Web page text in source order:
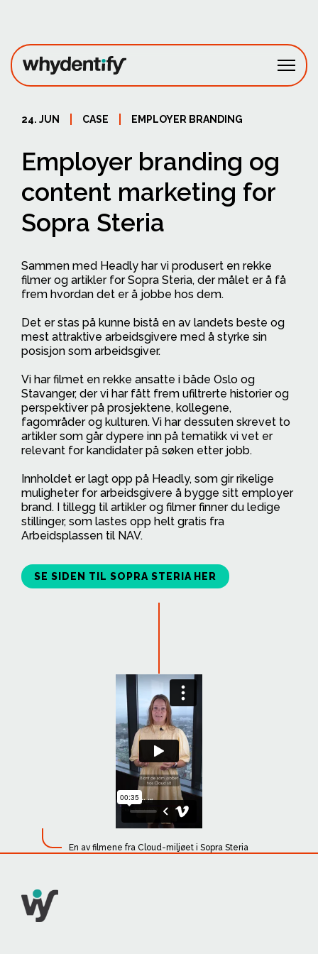
Fagområder
Om oss
Employer branding og
content marketing for
Sopra Steria
24. JUN CASE EMPLOYER BRANDING
Sammen med Headly har vi produsert en rekke
filmer og artikler for Sopra Steria, der målet er å få
frem hvordan det er å jobbe hos dem.
Det er stas på kunne bistå en av landets beste og
mest attraktive arbeidsgivere med å styrke sin
posisjon som arbeidsgiver.
Vi har filmet en rekke ansatte i både Oslo og
Stavanger, der vi har fått frem ufiltrerte historier og
perspektiver på prosjektene, kollegene,
fagområder og kulturen. Vi har dessuten skrevet to
artikler som går dypere inn på tematikk vi vet er
relevant for kandidater på søken etter jobb.
Innholdet er lagt opp på Headly, som gir rikelige
muligheter for arbeidsgivere å bygge sitt employer
brand. I tillegg til artikler og filmer finner du ledige
stillinger, som lastes opp helt gratis fra
Arbeidsplassen til NAV.
SE SIDEN TIL SOPRA STERIA HER
En av filmene fra Cloud-miljøet i Sopra Steria